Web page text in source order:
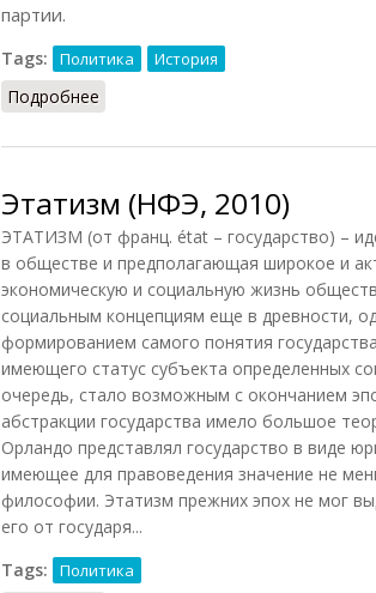
партии.
Tags: Политика История
Подробнее
Этатизм (НФЭ, 2010)
ЭТАТИЗМ (от франц. état – государство) –
в обществе и предполагающая широкое и
экономическую и социальную жизнь
социальным концепциям еще в древности,
формированием самого понятия
имеющего статус субъекта определенных
очередь, стало возможным с окончанием
абстракции государства имело большое
Орландо представлял государство в виде
имеющее для правоведения значение не
философии. Этатизм прежних эпох не мог
его от государя...
Tags:
Политика